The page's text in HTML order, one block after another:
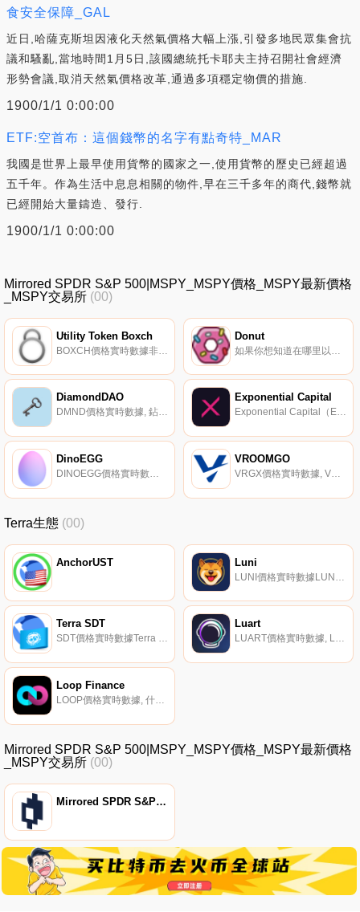
食安全保障_GAL
近日,哈薩克斯坦因液化天然氣價格大幅上漲,引發多地民眾集會抗
議和騷亂,當地時間1月5日,該國總統托卡耶夫主持召開社會經濟
形勢會議,取消天然氣價格改革,通過多項穩定物價的措施.
1900/1/1 0:00:00
ETF:空首布：這個錢幣的名字有點奇特_MAR
我國是世界上最早使用貨幣的國家之一,使用貨幣的歷史已經超過
五千年。作為生活中息息相關的物件,早在三千多年的商代,錢幣就
已經開始大量鑄造、發行.
1900/1/1 0:00:00
Mirrored SPDR S&P 500|MSPY_MSPY價格_MSPY最新價格
_MSPY交易所 (00)
Utility Token Boxch
BOXCH價格實時數據非保管錢包的實用代幣.
Donut
DiamondDAO
DMND價格實時數據, 鉆石DAO? 是一個協議生態系統,旨在收集DeFi中最有價值的資產。我們喜歡把DeFi中最有價值的資產稱為“；鉆石”；。鉆石是儲備貨幣、支持強大DAO的代幣,以及通過投票權控制資金流動的資產。DiamondDAO會把它們全部收集起來.
Exponential Capital
Exponential Capital（EXPO）｛EXPOnname｝團隊在農業、貿易、種子投資和區塊鏈創新領域處于領先地位。在他們之間,他們已經領導著大型分散的社區,并擁有一個巨大的機會輸送網絡。其交易員和農民在管理自己的投資組合方面表現出了指數級的增長和韌性.
DinoEGG
DINOEGG價格實時數據, 恐龍是什么？Dino不僅僅是另一個基于索拉納的NFT項目,它是一個擁有自己原生代幣的完整生態系統$恐龍是進入恐龍世界的終極鑰匙。$DINO作為一種可替代代幣發行,允許通過創建、孵化和孵化雞蛋的過程鑄造DINO NFT.
VROOMGO
VRGX價格實時數據, VROOMGO是一個基于區塊鏈的O2O共享經濟平臺。VROOMGO提供各種有利于生活的服務,如食品配送服務、摩托車共享服務、貨物運輸服務和便利服務.
Terra生態 (00)
AnchorUST Luni
Terra SDT
SDT價格實時數據Terra SDT聲稱是一種價格穩定的加密貨幣,旨在大規模采用。Terra聲稱是一種貨幣協議,通過算法擴大和收縮供應來確保價格穩定。Terra聲稱將其鑄幣業務產生的鑄幣稅作為交易刺激,從而促進采用.
Luart
LUART價格實時數據, Luart是一個建立在Terra網絡上的游戲化NFT啟動平臺和市場$LUART是Luart平臺的實用令牌。$LUART代幣的核心效用來自Luart的游戲化功能。Luart游戲化特征的核心是LUA Power.
Loop Finance
LOOP價格實時數據, 什么是Loop Finance（LOOP）？Loop Finance是Terra區塊鏈上第一個具有激勵流動性池的去中心化交易所.
Mirrored SPDR S&P 500|MSPY_MSPY價格_MSPY最新價格
_MSPY交易所 (00)
Mirrored SPDR S&P 500